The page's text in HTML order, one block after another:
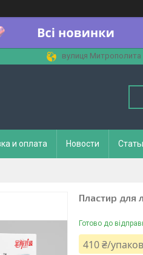
вулиця Митрополита
и оплата Новости
Пластир для
Готово до
410 ₴/